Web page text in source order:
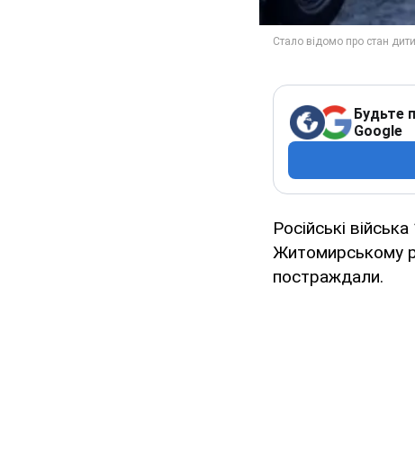
Будьте
Google
Російські
Житомирському
постраждали.